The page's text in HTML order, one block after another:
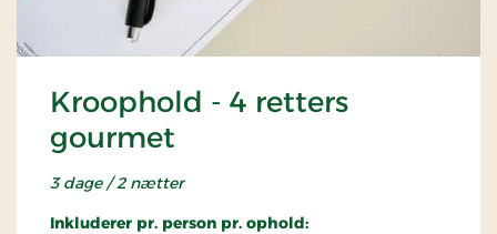
Kroophold - 4 retters
gourmet
3 dage / 2 nætter
Inkluderer pr. person pr. ophold: